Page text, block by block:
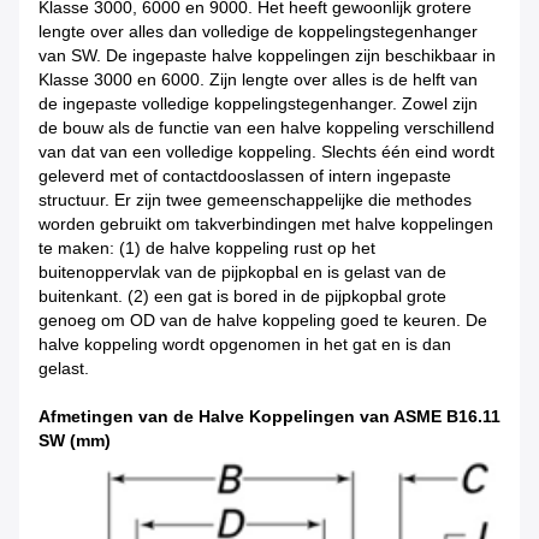
Klasse 3000, 6000 en 9000. Het heeft gewoonlijk grotere
lengte over alles dan volledige de koppelingstegenhanger
van SW. De ingepaste halve koppelingen zijn beschikbaar in
Klasse 3000 en 6000. Zijn lengte over alles is de helft van
de ingepaste volledige koppelingstegenhanger. Zowel zijn
de bouw als de functie van een halve koppeling verschillend
van dat van een volledige koppeling. Slechts één eind wordt
geleverd met of contactdooslassen of intern ingepaste
structuur. Er zijn twee gemeenschappelijke die methodes
worden gebruikt om takverbindingen met halve koppelingen
te maken: (1) de halve koppeling rust op het
buitenoppervlak van de pijpkopbal en is gelast van de
buitenkant. (2) een gat is bored in de pijpkopbal grote
genoeg om OD van de halve koppeling goed te keuren. De
halve koppeling wordt opgenomen in het gat en is dan
gelast.
Afmetingen van de Halve Koppelingen van ASME B16.11
SW (mm)